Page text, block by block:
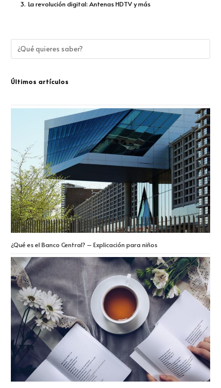
3. La revolución digital: Antenas HDTV y más
Últimos artículos
¿Qué es el Banco Central? – Explicación para niños